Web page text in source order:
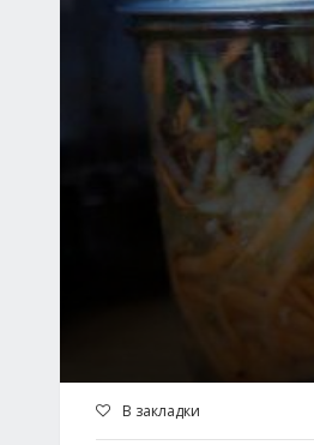
В закладки